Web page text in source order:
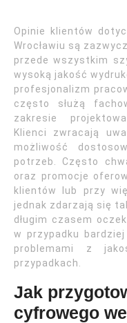
Opinie klientów
Wrocławiu są
przede wszystkim
wysoką jakość
profesjonalizm
często służą
zakresie
Klienci zwracają
możliwość
potrzeb. Często
oraz promocje
klientów lub przy
jednak zdarzają się
długim czasem
w przypadku
problemami z
przypadkach.
Jak
cyfrowego